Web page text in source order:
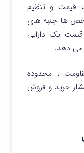
قیمت و تنظیم
ها جنبه‌ های
یک دارایی
می دهد.
، محدوده
خرید و فروش